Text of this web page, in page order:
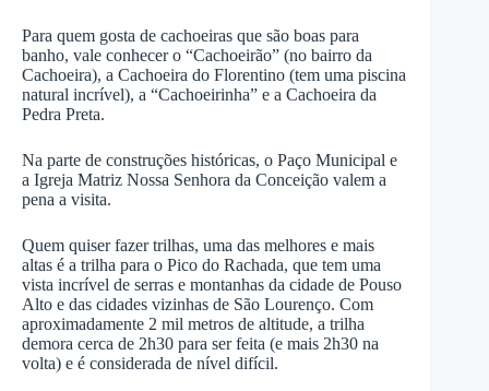
Para quem gosta de cachoeiras que são boas para
banho, vale conhecer o “Cachoeirão” (no bairro da
Cachoeira), a Cachoeira do Florentino (tem uma piscina
natural incrível), a “Cachoeirinha” e a Cachoeira da
Pedra Preta.
Na parte de construções históricas, o Paço Municipal e
a Igreja Matriz Nossa Senhora da Conceição valem a
pena a visita.
Quem quiser fazer trilhas, uma das melhores e mais
altas é a trilha para o Pico do Rachada, que tem uma
vista incrível de serras e montanhas da cidade de Pouso
Alto e das cidades vizinhas de São Lourenço. Com
aproximadamente 2 mil metros de altitude, a trilha
demora cerca de 2h30 para ser feita (e mais 2h30 na
volta) e é considerada de nível difícil.